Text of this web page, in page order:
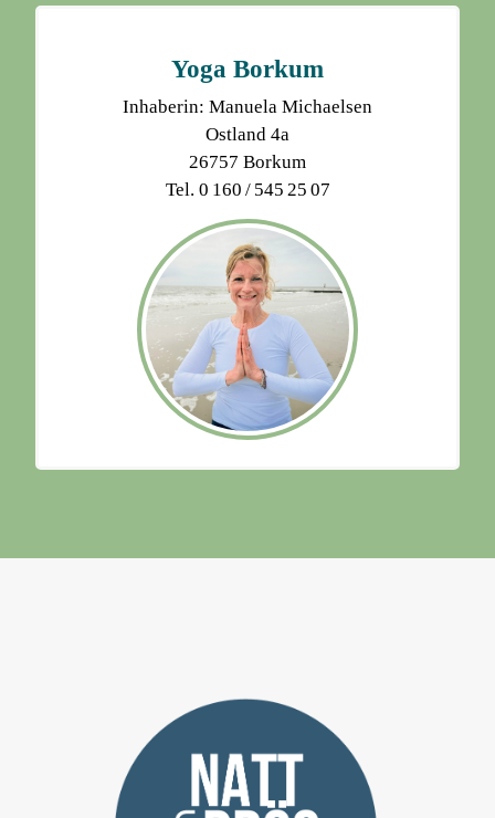
Yoga Borkum
Inhaberin: Manuela Michaelsen
Ostland 4a
26757 Borkum
Tel. 0 160 / 545 25 07